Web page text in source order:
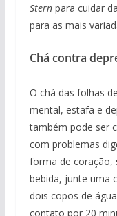
Sternpara cuidar
para as mais
Chá contra
O chá das folhas
mental, estafa e
também pode ser
com problemas
forma de coração,
bebida, junte uma
dois copos de
contato por 20